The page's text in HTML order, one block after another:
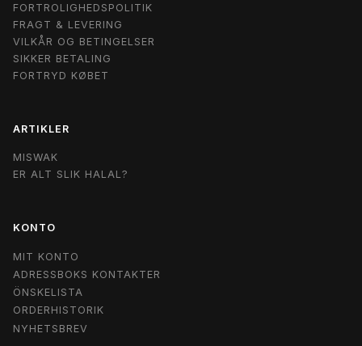
FORTROLIGHEDSPOLITIK
FRAGT & LEVERING
VILKÅR OG BETINGELSER
SIKKER BETALING
FORTRYD KØBET
ARTIKLER
MISWAK
ER ALT SLIK HALAL?
KONTO
MIT KONTO
ADRESSBOKS KONTAKTER
ÖNSKELISTA
ORDERHISTORIK
NYHETSBREV